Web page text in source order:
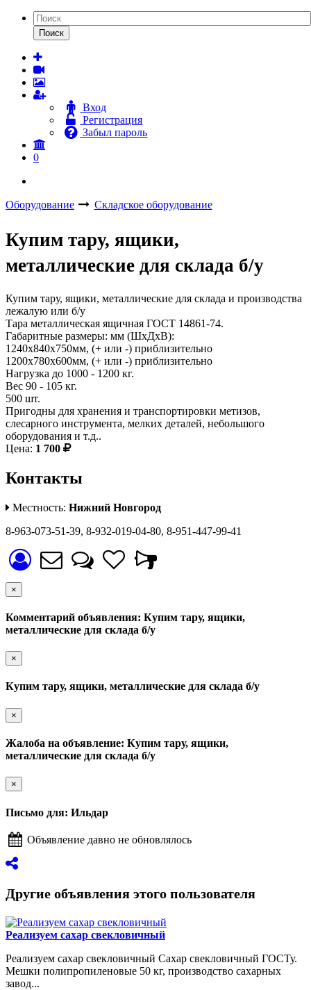
Поиск
Вход
Регистрация
Забыл пароль
0
Оборудование Cкладское оборудование
Купим тару, ящики,
металлические для склада б/у
Купим тару, ящики, металлические для склада и производства
лежалую или б/у
Тара металлическая ящичная ГОСТ 14861-74.
Габаритные размеры: мм (ШхДхВ):
1240х840х750мм, (+ или -) приблизительно
1200х780х600мм, (+ или -) приблизительно
Нагрузка до 1000 - 1200 кг.
Вес 90 - 105 кг.
500 шт.
Пригодны для хранения и транспортировки метизов,
слесарного инструмента, мелких деталей, небольшого
оборудования и т.д..
Цена: 1 700
Контакты
Местность: Нижний Новгород
8-963-073-51-39, 8-932-019-04-80, 8-951-447-99-41
×
Комментарий объявления: Купим тару, ящики,
металлические для склада б/у
×
Купим тару, ящики, металлические для склада б/у
×
Жалоба на объявление: Купим тару, ящики,
металлические для склада б/у
×
Письмо для: Ильдар
Объявление давно не обновлялось
Другие объявления этого пользователя
Реализуем сахар свекловичный
Реализуем сахар свекловичный Сахар свекловичный ГОСТу.
Мешки полипропиленовые 50 кг, производство сахарных
завод...